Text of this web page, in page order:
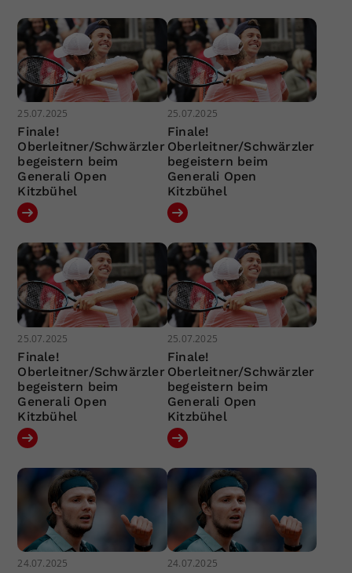
25.07.2025
Finale!
Oberleitner/Schwärzler
begeistern beim
Generali Open
Kitzbühel
25.07.2025
Finale!
Oberleitner/Schwärzler
begeistern beim
Generali Open
Kitzbühel
25.07.2025
Finale!
Oberleitner/Schwärzler
begeistern beim
Generali Open
Kitzbühel
25.07.2025
Finale!
Oberleitner/Schwärzler
begeistern beim
Generali Open
Kitzbühel
24.07.2025 24.07.2025